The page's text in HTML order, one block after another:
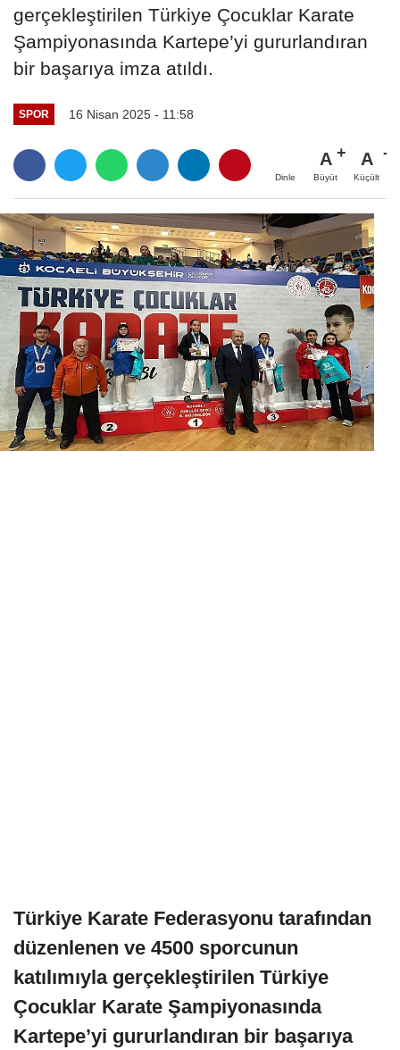
gerçekleştirilen Türkiye Çocuklar Karate
Şampiyonasında Kartepe’yi gururlandıran
bir başarıya imza atıldı.
SPOR 16 Nisan 2025 - 11:58
Dinle
A
Büyüt
A
Küçült
Türkiye Karate Federasyonu tarafından
düzenlenen ve 4500 sporcunun
katılımıyla gerçekleştirilen Türkiye
Çocuklar Karate Şampiyonasında
Kartepe’yi gururlandıran bir başarıya